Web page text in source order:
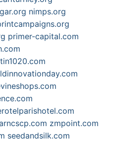
nimps.org
primer-capital.com
zmpoint.com
seedandsilk.com